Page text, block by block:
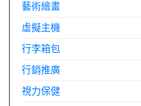
藝術繪畫
虛擬主機
行李箱包
行銷推廣
視力保健